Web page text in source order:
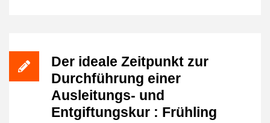
Der ideale Zeitpunkt zur
Durchführung einer
Ausleitungs- und
Entgiftungskur : Frühling